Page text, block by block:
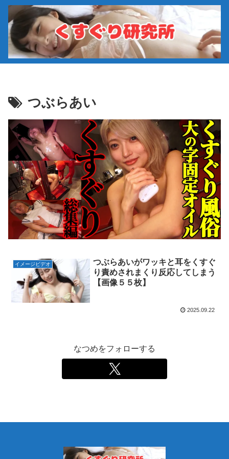
つぶらあい
イメージビデオ
つぶらあいがワッキと耳をくすぐ
り責めされまくり反応してしまう
【画像５５枚】
2025.09.22
なつめをフォローする